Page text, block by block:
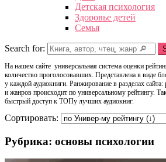
Детская психология
Здоровье детей
Семья
Search for:
На нашем сайте универсальная система оценки
количество проголосовавших. Представлена в виде
у каждой аудиокниги. Ранжирование в разделах сайта:
и жанров происходит по универсальному рейтингу.
быстрый доступ к ТОПу лучших аудиокниг.
Сортировать:
Рубрика: основы психологии